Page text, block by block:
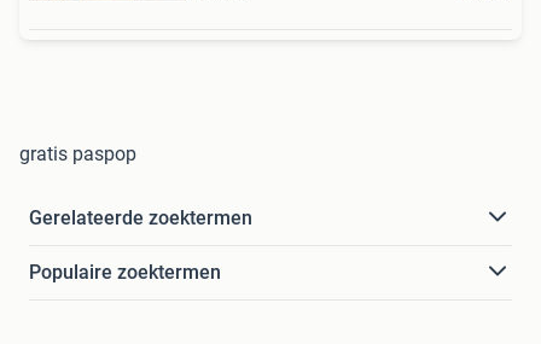
gratis paspop
Gerelateerde zoektermen
Populaire zoektermen